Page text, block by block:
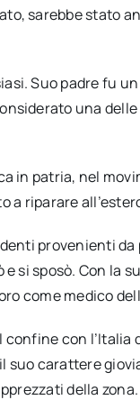
sarebbe stato
Suo padre fu
una
in patria, nel
riparare
provenienti
si sposò. Con la
come medico
con l’Italia
suo carattere
della zona.